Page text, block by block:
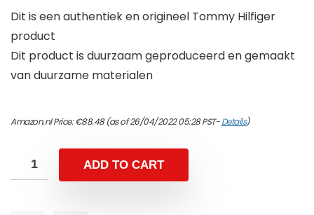
Dit is een authentiek en origineel Tommy Hilfiger
product
Dit product is duurzaam geproduceerd en gemaakt
van duurzame materialen
Amazon.nl Price:€88.48(as of 26/04/2022 05:28 PST-Details)
ADD TO CART